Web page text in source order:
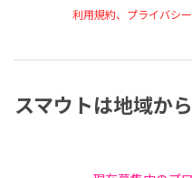
利用規約、プライバシ
スマウトは地域か